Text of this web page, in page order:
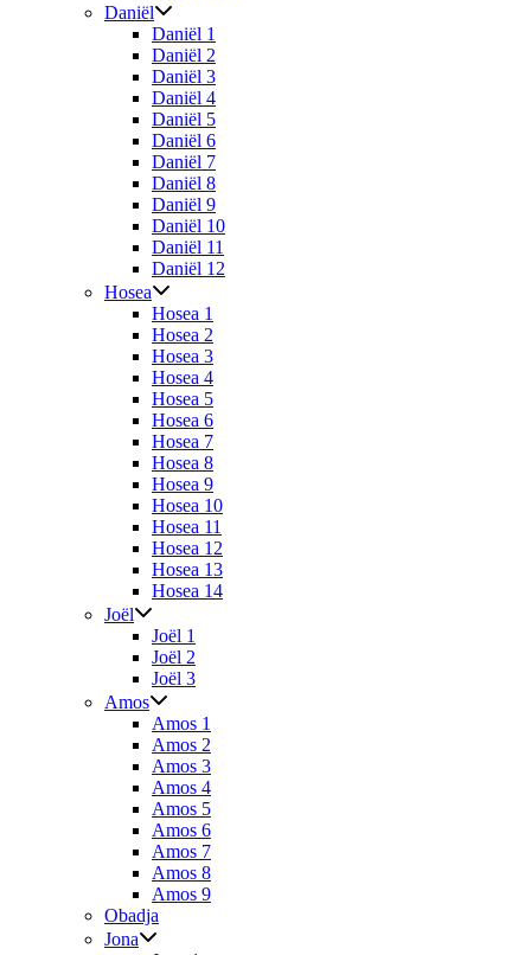
Daniël
Daniël 1
Daniël 2
Daniël 3
Daniël 4
Daniël 5
Daniël 6
Daniël 7
Daniël 8
Daniël 9
Daniël 10
Daniël 11
Daniël 12
Hosea
Hosea 1
Hosea 2
Hosea 3
Hosea 4
Hosea 5
Hosea 6
Hosea 7
Hosea 8
Hosea 9
Hosea 10
Hosea 11
Hosea 12
Hosea 13
Hosea 14
Joël
Joël 1
Joël 2
Joël 3
Amos
Amos 1
Amos 2
Amos 3
Amos 4
Amos 5
Amos 6
Amos 7
Amos 8
Amos 9
Obadja
Jona